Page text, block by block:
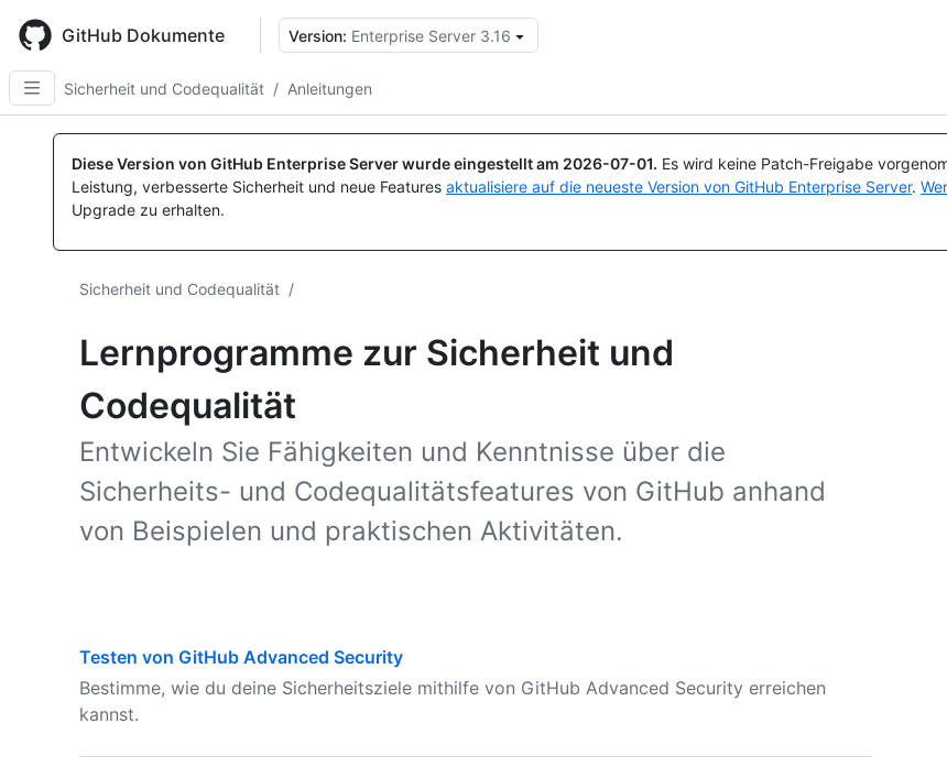
main
content
GitHub Dokumente Version: Enterprise Server 3.16
Sicherheit und Codequalität / Anleitungen
Diese Version von GitHub Enterprise Server wurde eingestellt am 2026-07-01. Es wird keine Patch-Freigabe
Leistung, verbesserte Sicherheit und neue Features aktualisiere auf die neueste Version von GitHub Enterprise Server.
Upgrade zu erhalten.
Sicherheit und Codequalität /
Lernprogramme zur Sicherheit und
Codequalität
Entwickeln Sie Fähigkeiten und Kenntnisse über die
Sicherheits- und Codequalitätsfeatures von GitHub anhand
von Beispielen und praktischen Aktivitäten.
Testen von GitHub Advanced Security
Bestimme, wie du deine Sicherheitsziele mithilfe von GitHub Advanced Security erreichen
kannst.